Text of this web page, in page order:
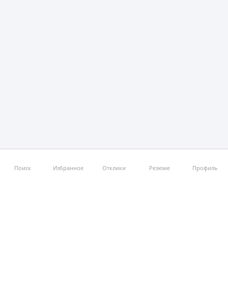
Поиск Избранное Отклики Резюме Профиль